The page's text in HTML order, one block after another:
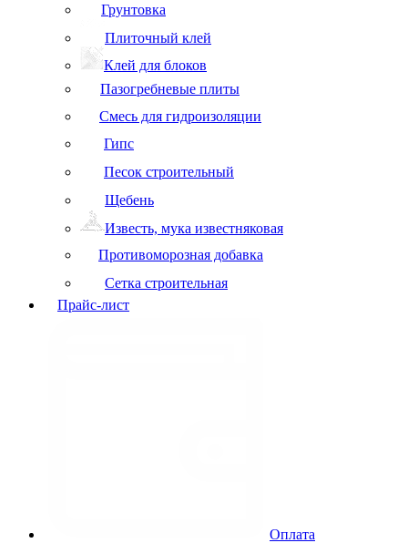
Грунтовка
Плиточный клей
Клей для блоков
Пазогребневые плиты
Смесь для гидроизоляции
Гипс
Песок строительный
Щебень
Известь, мука известняковая
Противоморозная добавка
Сетка строительная
Прайс-лист
Оплата